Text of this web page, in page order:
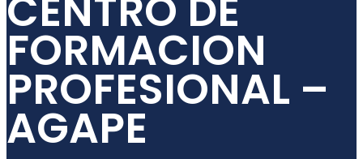
FORMACION
PROFESIONAL –
AGAPE